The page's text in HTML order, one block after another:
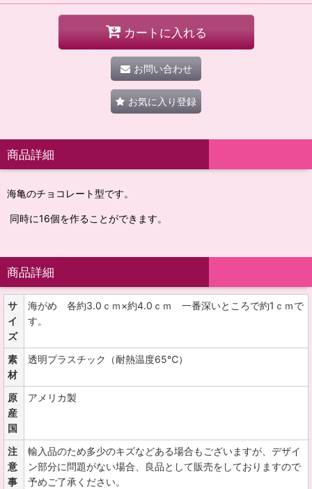
カートに入れる
お問い合わせ
お気に入り登録
商品詳細
海亀のチョコレート型です。
同時に16個を作ることができます。
商品詳細
サ
イ
ズ
海がめ 各約3.0ｃｍ×約4.0ｃｍ 一番深いところで約1ｃｍで
す。
素
材
透明プラスチック（耐熱温度65℃）
原
産
国
アメリカ製
注
意
事
輸入品のため多少のキズなどある場合もございますが、デザイ
ン部分に問題がない場合、良品として販売をしておりますので
予めご了承ください。